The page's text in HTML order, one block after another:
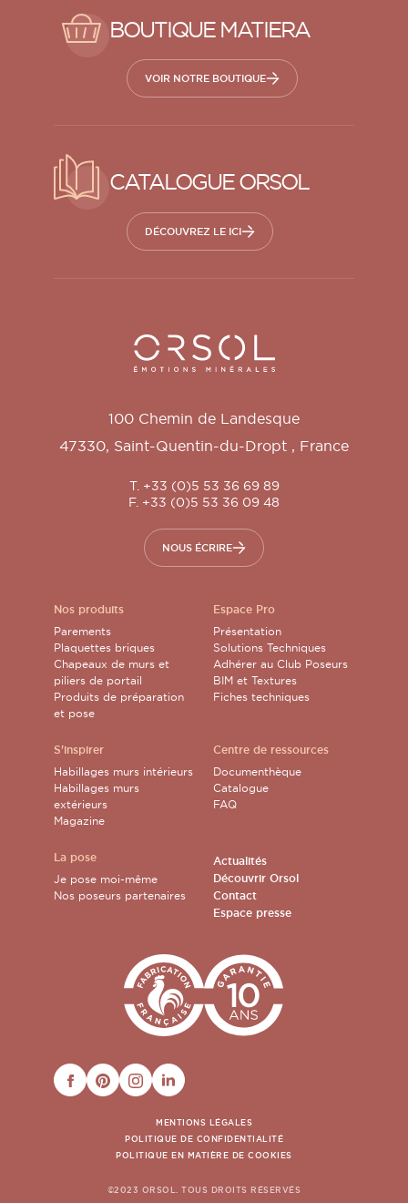
BOUTIQUE MATIERA
VOIR NOTRE BOUTIQUE
CATALOGUE ORSOL
DÉCOUVREZ LE ICI
Orsol S.A.
100 Chemin de Landesque
47330, Saint-Quentin-du-Dropt , France
T. +33 (0)5 53 36 69 89
F. +33 (0)5 53 36 09 48
NOUS ÉCRIRE
Nos produits
Parements
Plaquettes briques
Chapeaux de murs et
piliers de portail
Produits de préparation
et pose
S'inspirer
Habillages murs intérieurs
Habillages murs
extérieurs
Magazine
La pose
Je pose moi-même
Nos poseurs partenaires
Espace Pro
Présentation
Solutions Techniques
Adhérer au Club Poseurs
BIM et Textures
Fiches techniques
Centre de ressources
Documenthèque
Catalogue
FAQ
Actualités
Découvrir Orsol
Contact
Espace presse
FACEBOOKPINTERESTINSTAGRAM
LINKEDIN
MENTIONS LÉGALES
POLITIQUE DE CONFIDENTIALITÉ
POLITIQUE EN MATIÈRE DE COOKIES
©2023 ORSOL. TOUS DROITS RÉSERVÉS